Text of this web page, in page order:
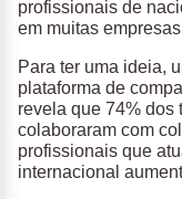
profissionais de
em muitas
Para ter uma ideia,
plataforma de
revela que 74% dos
colaboraram com
profissionais que
internacional